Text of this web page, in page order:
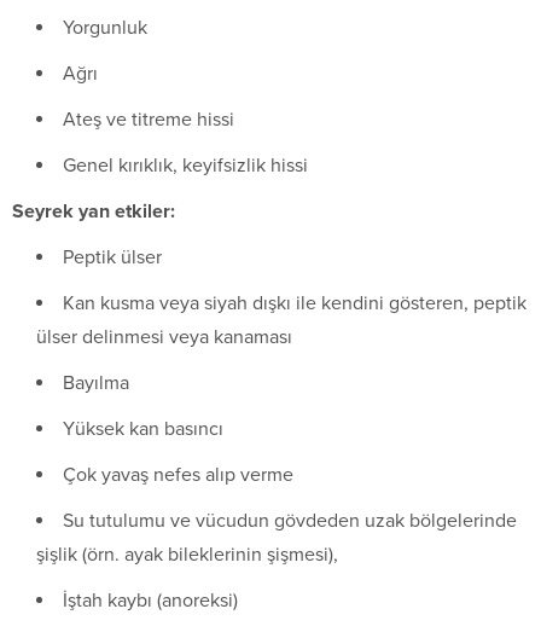
Yorgunluk
Ağrı
Ateş ve titreme hissi
Genel kırıklık, keyifsizlik hissi
Seyrek yan etkiler:
Peptik ülser
Kan kusma veya siyah dışkı ile kendini gösteren, peptik
ülser delinmesi veya kanaması
Bayılma
Yüksek kan basıncı
Çok yavaş nefes alıp verme
Su tutulumu ve vücudun gövdeden uzak bölgelerinde
şişlik (örn. ayak bileklerinin şişmesi),
İştah kaybı (anoreksi)